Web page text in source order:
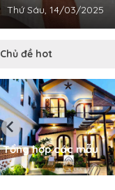
Thứ Sáu, 14/03/2025
Chủ đề hot
Tổng hợp các mẫu